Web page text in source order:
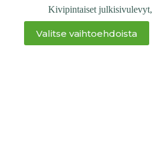
Kivipintaiset julkisivulevyt,
Valitse vaihtoehdoista
Tällä
tuotteella
on